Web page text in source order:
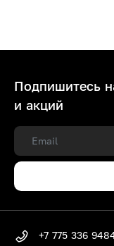
Подпишитесь
и акций
+7 775 336